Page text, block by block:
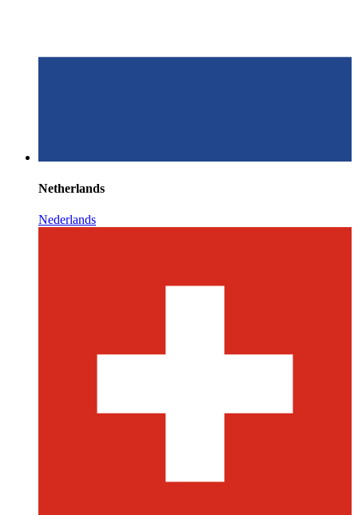
Netherlands
Nederlands